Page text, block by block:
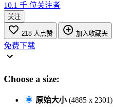
10.1 千 位关注者
关注
218 人点赞 加入收藏夹
免费下载
Choose a size:
原始大小(4885 x 2301)